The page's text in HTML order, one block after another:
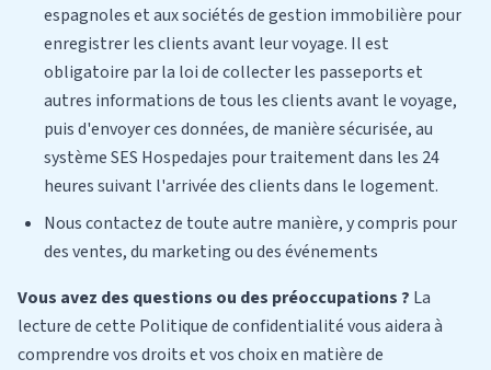
espagnoles et aux sociétés de gestion immobilière pour
enregistrer les clients avant leur voyage. Il est
obligatoire par la loi de collecter les passeports et
autres informations de tous les clients avant le voyage,
puis d'envoyer ces données, de manière sécurisée, au
système SES Hospedajes pour traitement dans les 24
heures suivant l'arrivée des clients dans le logement.
Nous contactez de toute autre manière, y compris pour
des ventes, du marketing ou des événements
Vous avez des questions ou des préoccupations ? La
lecture de cette Politique de confidentialité vous aidera à
comprendre vos droits et vos choix en matière de